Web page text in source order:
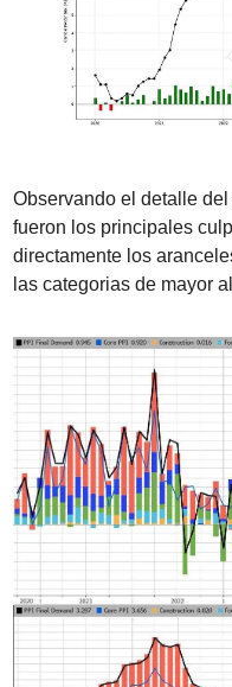
Observando el detalle
fueron los principales
directamente los
las categorias de mayor